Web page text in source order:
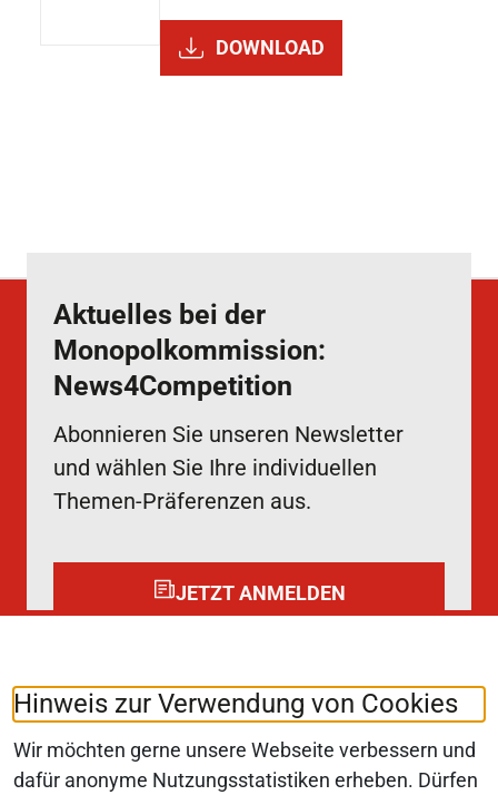
Hinweis zur Verwendung von Cookies
Wir möchten gerne unsere Webseite verbessern und
dafür anonyme Nutzungsstatistiken erheben. Dürfen
DOWNLOAD
Aktuelles bei der
Monopolkommission:
News4Competition
Abonnieren Sie unseren Newsletter
und wählen Sie Ihre individuellen
Themen-Präferenzen aus.
JETZT ANMELDEN
Folgen Sie uns auf: LinkedIn